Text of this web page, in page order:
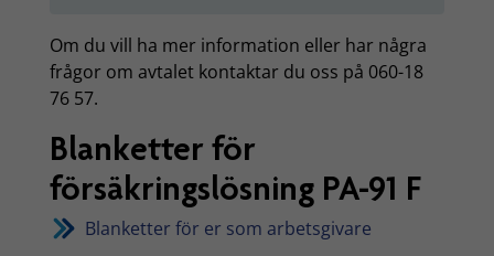
Om du vill ha mer information eller har några
frågor om avtalet kontaktar du oss på 060-18
76 57.
Blanketter för
försäkringslösning PA-91 F
Blanketter för er som arbetsgivare